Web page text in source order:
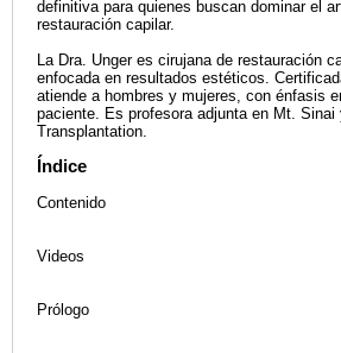
definitiva para quienes buscan dominar el
restauración capilar.
La Dra. Unger es cirujana de restauración
enfocada en resultados estéticos.
atiende a hombres y mujeres, con énfasis
paciente. Es profesora adjunta en Mt. Sinai
Transplantation.
Índice
Contenido
Videos
Prólogo